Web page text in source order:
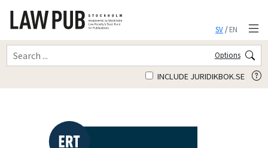
SV/EN
Options
INCLUDE JURIDIKBOK.SE